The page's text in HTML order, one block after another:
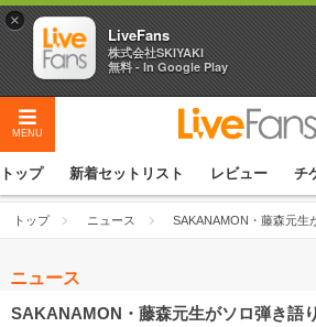
MENU
トップ 新着セットリスト レビュー チ
トップ ニュース SAKANAMON・藤森元生
ニュース
SAKANAMON・藤森元生がソロ弾き語
×
LiveFans
株式会社SKIYAKI
無料 - In Google Play